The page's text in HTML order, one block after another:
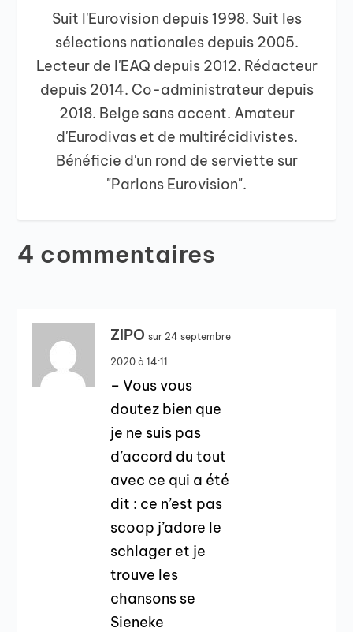
Suit l'Eurovision depuis 1998. Suit les
sélections nationales depuis 2005.
Lecteur de l'EAQ depuis 2012. Rédacteur
depuis 2014. Co-administrateur depuis
2018. Belge sans accent. Amateur
d'Eurodivas et de multirécidivistes.
Bénéficie d'un rond de serviette sur
"Parlons Eurovision".
4 commentaires
ZIPO sur 24 septembre
2020 à 14:11
– Vous vous
doutez bien que
je ne suis pas
d’accord du tout
avec ce qui a été
dit : ce n’est pas
scoop j’adore le
schlager et je
trouve les
chansons se
Sieneke